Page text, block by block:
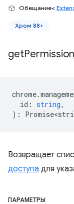
Обещание<
Хром 88+
getPermission
chrome.
id : string,
) :
Возвращает
доступа для
ПАРАМЕТРЫ